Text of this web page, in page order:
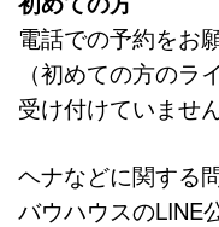
電話での予約をお
（初めての方のラ
受け付けていません
ヘナなどに関する
バウハウスのLINE